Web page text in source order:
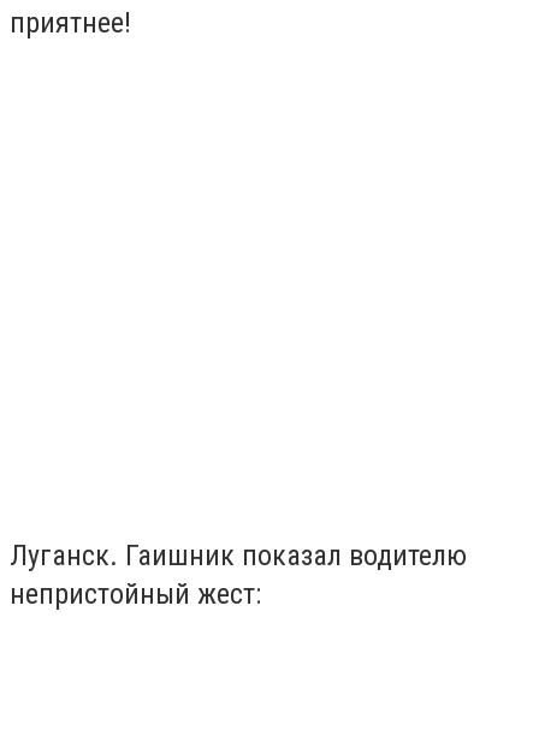
приятнее!
Луганск. Гаишник показал водителю
непристойный жест: